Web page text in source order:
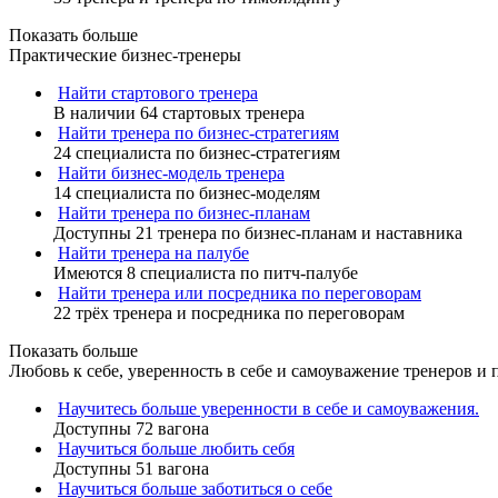
Показать больше
Практические бизнес-тренеры
Найти стартового тренера
В наличии 64 стартовых тренера
Найти тренера по бизнес-стратегиям
24 специалиста по бизнес-стратегиям
Найти бизнес-модель тренера
14 специалиста по бизнес-моделям
Найти тренера по бизнес-планам
Доступны 21 тренера по бизнес-планам и наставника
Найти тренера на палубе
Имеются 8 специалиста по питч-палубе
Найти тренера или посредника по переговорам
22 трёх тренера и посредника по переговорам
Показать больше
Любовь к себе, уверенность в себе и самоуважение тренеров и
Научитесь больше уверенности в себе и самоуважения.
Доступны 72 вагона
Научиться больше любить себя
Доступны 51 вагона
Научиться больше заботиться о себе